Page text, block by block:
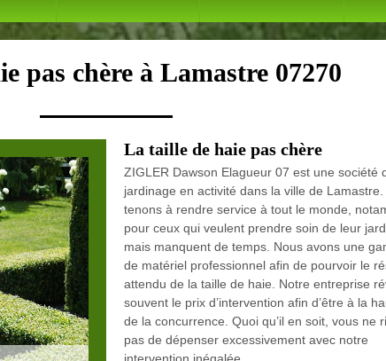
pas chère à Lamastre 07270
La taille de haie pas chère
ZIGLER Dawson Elagueur 07 est une société
jardinage en activité dans la ville de Lamastre.
tenons à rendre service à tout le monde,
pour ceux qui veulent prendre soin de leur
mais manquent de temps. Nous avons une
de matériel professionnel afin de pourvoir le
attendu de la taille de haie. Notre entreprise
souvent le prix d’intervention afin d’être à la
de la concurrence. Quoi qu’il en soit, vous ne
pas de dépenser excessivement avec notre